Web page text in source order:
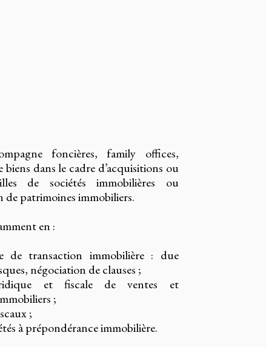
foncières, family offices,
dans le cadre d’acquisitions ou
de sociétés immobilières ou
de patrimoines immobiliers.
en :
de transaction immobilière : due
négociation de clauses ;
et fiscale de ventes et
;
;
à prépondérance immobilière.